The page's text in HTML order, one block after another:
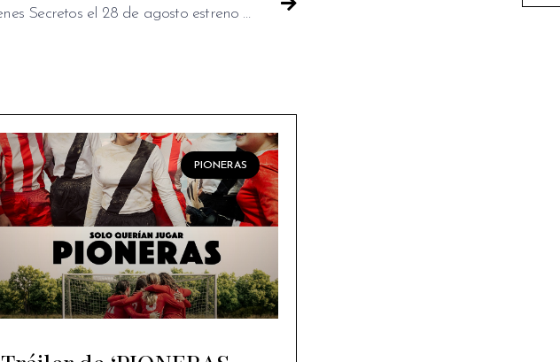
Orígenes Secretos el 28 de agosto estreno mundial en Netflix
PIONERAS